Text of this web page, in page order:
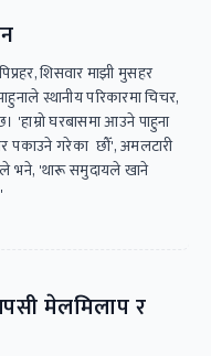
शिसवार माझी मुसहर
स्थानीय परिकारमा चिचर,
'हाम्रो घरबासमा आउने पाहुना
पकाउने गरेका छौँ', अमलटारी
भने, 'थारू समुदायले खाने
मेलमिलाप र